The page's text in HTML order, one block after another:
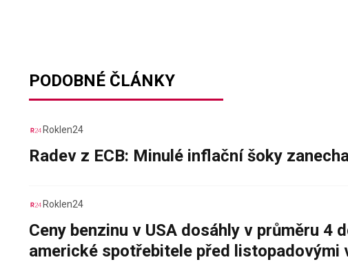
PODOBNÉ ČLÁNKY
Roklen24
Radev z ECB: Minulé inflační šoky
Roklen24
Ceny benzinu v USA dosáhly v průměru
americké spotřebitele před listopadovými